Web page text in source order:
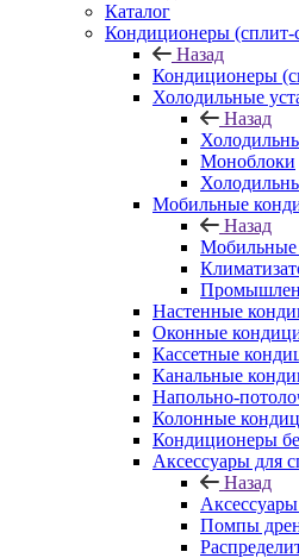
Каталог
Кондиционеры (сплит-
Назад
Кондиционеры
Холодильные
Назад
Моноблоки
Мобильные
Назад
Мобильные
Настенные
Оконные
Кассетные
Канальные
Напольно-
Колонные
Кондиционеры
Аксессуары для
Назад
Помпы